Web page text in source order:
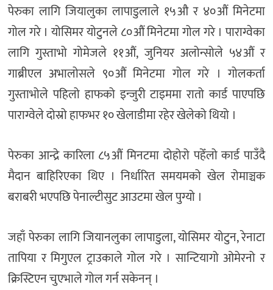
पेरुका लागि जियालुका लापाडुलाले १५औ र ४०औं मिनेटमा
गोल गरे । योसिमर योटुनले ८०औं मिनेटमा गोल गरे । पाराग्वेका
लागि गुस्ताभो गोमेजले ११औं, जुनियर अलोन्सोले ५४औं र
गाब्रीएल अभालोसले ९०औं मिनेटमा गोल गरे । गोलकर्ता
गुस्ताभोले पहिलो हाफको इन्जुरी टाइममा रातो कार्ड पाएपछि
पाराग्वेले दोस्रो हाफभर १० खेलाडीमा रहेर खेलेको थियो ।
पेरुका आन्द्रे कारिला ८५औं मिनटमा दोहोरो पहेँलो कार्ड पाउँदै
मैदान बाहिरिएका थिए । निर्धारित समयमको खेल रोमाञ्चक
बराबरी भएपछि पेनाल्टीसुट आउटमा खेल पुग्यो ।
जहाँ पेरुका लागि जियानलुका लापाडुला, योसिमर योटुन, रेनाटा
तापिया र मिगुएल ट्राउकाले गोल गरे । सान्टियागो ओमेरनो र
क्रिस्टिएन चुएभाले गोल गर्न सकेनन् ।